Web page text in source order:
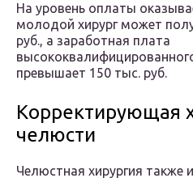
На уровень оплаты
молодой хирург может
руб., а заработная плата
превышает 150 тыс. руб.
Корректирующая
челюсти
Челюстная хирургия также